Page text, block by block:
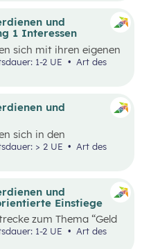
werden
Fragebogen
Klasse gemeinsam mit
Eine weitere
den örtlichen
werden, indem
und welche Art
und
1 Interessen
sich mit ihren eigenen
auseinander.
Stärken und
es mit diesem
richtigen Beruf für sich
mit
ermöglicht.
1-2 UE
und
sich in den
rund um
Themen Funktionen
gibt es zwei
„Das kostenlose
> 2 UE
und
Einstiege
zum Thema “Geld
werden drei mögliche
Diese Vorschläge
1-2 UE
Art des